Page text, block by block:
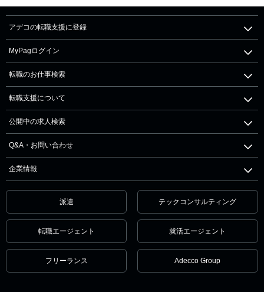
アデコの転職支援に登録
MyPagログイン
転職のお仕事検索
転職支援について
公開中の求人検索
Q&A・お問い合わせ
企業情報
派遣 テックコンサルティング
転職エージェント 就活エージェント
フリーランス Adecco Group